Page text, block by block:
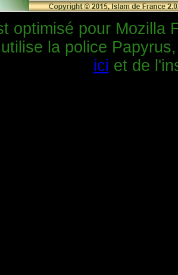
optimisé pour Mozilla
la police
ici et de